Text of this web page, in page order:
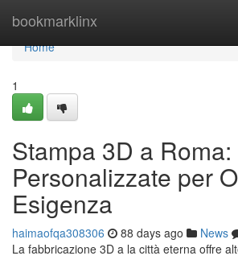
bookmarklinx
Home
Home
1
Stampa 3D a
Personalizzate per
Esigenza
haimaofqa308306 88 days ago News
La fabbricazione 3D a la città eterna offre